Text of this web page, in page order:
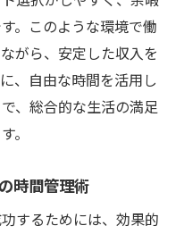
。このような環境で働
がら、安定した収入を
、自由な時間を活用し
、総合的な生活の満足
。
時間管理術
するためには、効果的